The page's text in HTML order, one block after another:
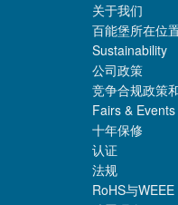
关于我们
百能堡所在位
Sustainability
公司政策
竞争合规政策
Fairs & Events
十年保修
认证
法规
RoHS与WEEE